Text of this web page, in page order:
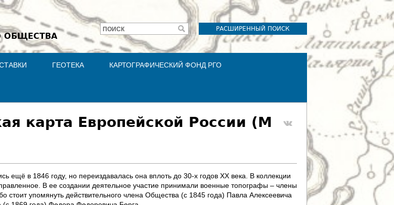
Jump to navigation
ОБЩЕСТВА
РАСШИРЕННЫЙ ПОИСК
Форма
поиска
ПОИСК
ГЕОТЕКА КАРТОГРАФИЧЕСКИЙ ФОНД РГО
карта Европейской России (М
ещё в 1846 году, но переиздавалась она вплоть до 30-х годов XX века. В коллекции
В ее создании деятельное участие принимали военные топографы – члены
стоит упомянуть действительного члена Общества (с 1845 года) Павла Алексеевича